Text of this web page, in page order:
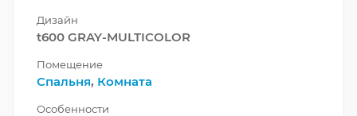
Дизайн
t600 GRAY-MULTICOLOR
Помещение
Спальня, Комната
Особенности